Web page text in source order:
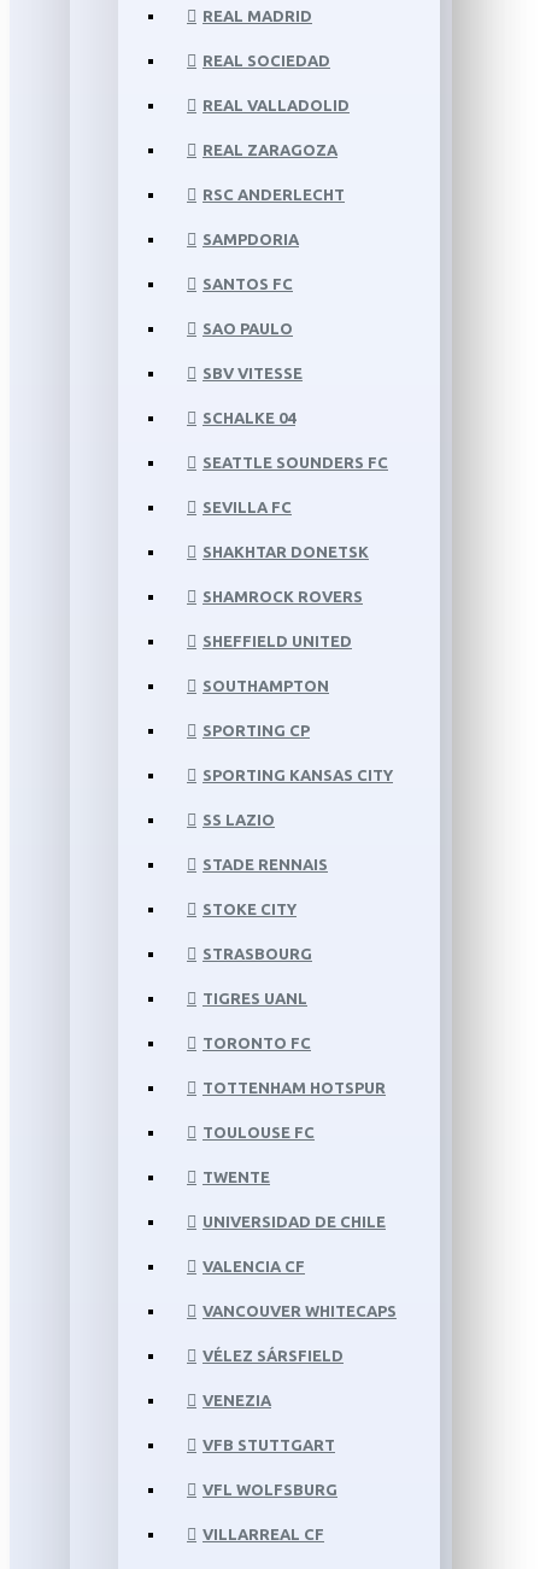
REAL MADRID
REAL SOCIEDAD
REAL VALLADOLID
REAL ZARAGOZA
RSC ANDERLECHT
SAMPDORIA
SANTOS FC
SAO PAULO
SBV VITESSE
SCHALKE 04
SEATTLE SOUNDERS FC
SEVILLA FC
SHAKHTAR DONETSK
SHAMROCK ROVERS
SHEFFIELD UNITED
SOUTHAMPTON
SPORTING CP
SPORTING KANSAS CITY
SS LAZIO
STADE RENNAIS
STOKE CITY
STRASBOURG
TIGRES UANL
TORONTO FC
TOTTENHAM HOTSPUR
TOULOUSE FC
TWENTE
UNIVERSIDAD DE CHILE
VALENCIA CF
VANCOUVER WHITECAPS
VÉLEZ SÁRSFIELD
VENEZIA
VFB STUTTGART
VFL WOLFSBURG
VILLARREAL CF